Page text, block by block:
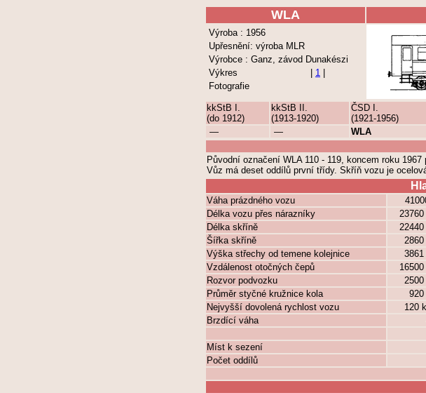
WLA
Výroba : 1956
Upřesnění: výroba MLR
Výrobce : Ganz, závod Dunakészi
Výkres
1
Fotografie
kkStB I.
(do 1912)
kkStB II.
(1913-1920)
ČSD I.
(1921-1956)
—
— WLA
Původní označení WLA 110 - 119, koncem roku
Vůz má deset oddílů první třídy. Skříň vozu je
Váha prázdného vozu
Délka vozu přes nárazníky
23760
Délka skříně
22440
Šířka skříně
2860
Výška střechy od temene kolejnice
3861
Vzdálenost otočných čepů
Rozvor podvozku
2500
Průměr styčné kružnice kola
920
Nejvyšší dovolená rychlost vozu
120
Brzdící váha
Míst k sezení
Počet oddílů